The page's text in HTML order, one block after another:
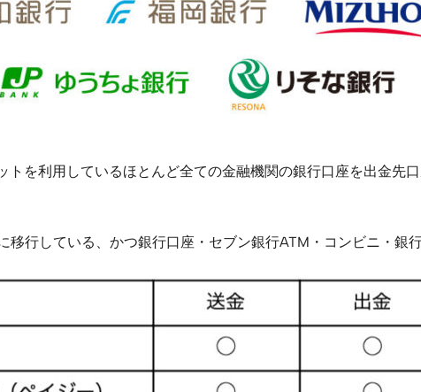
トを利用しているほとんど全ての金融機関の銀行口座を出金
行している、かつ銀行口座・セブン銀行ATM・コンビニ・銀